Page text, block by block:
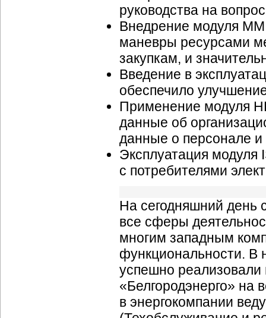
руководства на
Внедрение модуля
маневры ресурсами
закупкам, и
Введение в
обеспечило
Применение модуля
данные об
данные о персонале и
Эксплуатация модуля
с потребителями
На сегодняшний день
все сферы
многим западным
функциональности. В
успешно
«Белгородэнерго» на
в энергокомпании